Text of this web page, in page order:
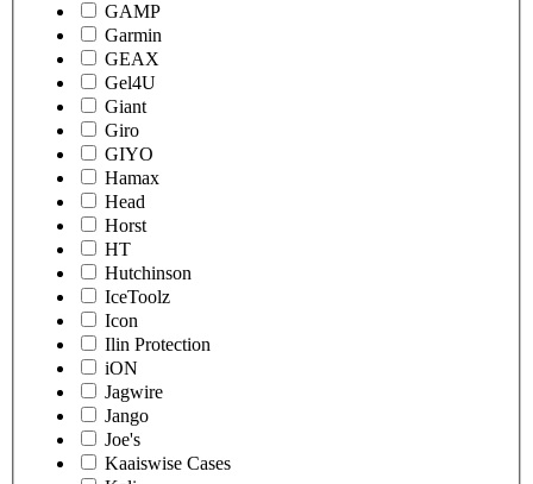
GAMP
Garmin
GEAX
Gel4U
Giant
Giro
GIYO
Hamax
Head
Horst
HT
Hutchinson
IceToolz
Icon
Ilin Protection
iON
Jagwire
Jango
Joe's
Kaaiswise Cases